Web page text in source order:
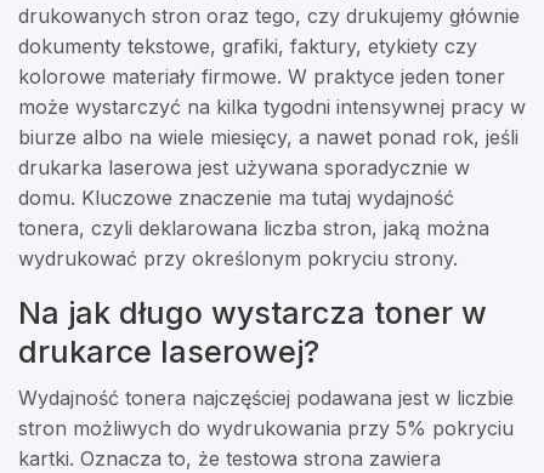
drukowanych stron oraz tego, czy drukujemy głównie
dokumenty tekstowe, grafiki, faktury, etykiety czy
kolorowe materiały firmowe. W praktyce jeden toner
może wystarczyć na kilka tygodni intensywnej pracy w
biurze albo na wiele miesięcy, a nawet ponad rok, jeśli
drukarka laserowa jest używana sporadycznie w
domu. Kluczowe znaczenie ma tutaj wydajność
tonera, czyli deklarowana liczba stron, jaką można
wydrukować przy określonym pokryciu strony.
Na jak długo wystarcza toner w
drukarce laserowej?
Wydajność tonera najczęściej podawana jest w liczbie
stron możliwych do wydrukowania przy 5% pokryciu
kartki. Oznacza to, że testowa strona zawiera